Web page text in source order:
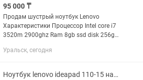
95 000 ₸
Продам шустрый ноутбук Lenovo
Характеристики Процессор Intel core i7
3520m 2900ghz Ram 8gb ssd disk 256gb
Аккумулятор держит заряд Подойдёт
Уральск, сегодня
Ноутбук lenovo ideapad 110-15 на i7 (6498u)